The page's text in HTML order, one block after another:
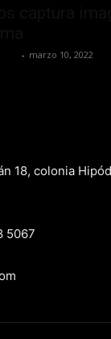
- marzo 10, 2022
18, colonia
5067